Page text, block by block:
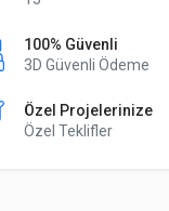
100% Güvenli
3D Güvenli Ödeme
Özel Projelerinize
Özel Teklifler